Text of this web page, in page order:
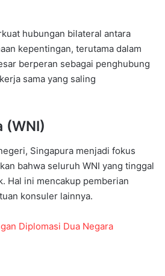
hubungan bilateral antara
kepentingan, terutama dalam
berperan sebagai penghubung
sama yang saling
(WNI)
Singapura menjadi fokus
bahwa seluruh WNI yang tinggal
Hal ini mencakup pemberian
konsuler lainnya.
Diplomasi Dua Negara